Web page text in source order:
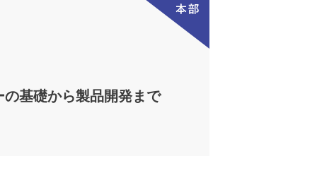
基礎から製品開発まで